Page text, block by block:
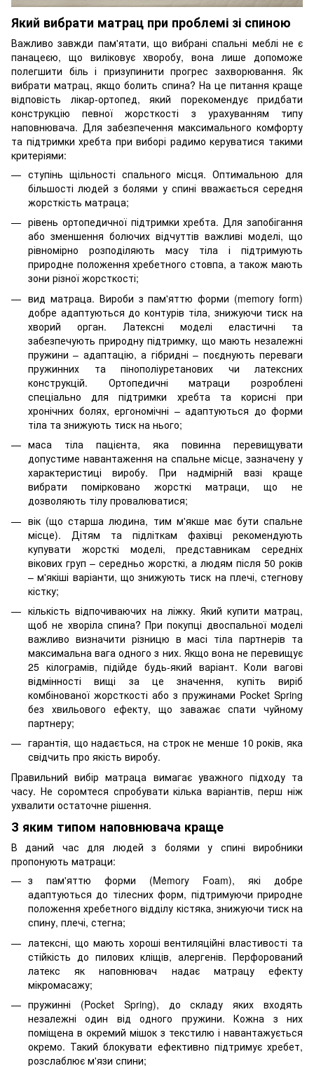
Який вибрати матрац при проблемі зі спиною
Важливо завжди пам'ятати, що вибрані спальні меблі не є
панацеєю, що виліковує хворобу, вона лише допоможе
полегшити біль і призупинити прогрес захворювання. Як
вибрати матрац, якщо болить спина? На це питання краще
відповість лікар-ортопед, який порекомендує придбати
конструкцію певної жорсткості з урахуванням типу
наповнювача. Для забезпечення максимального комфорту
та підтримки хребта при виборі радимо керуватися такими
критеріями:
ступінь щільності спального місця. Оптимальною для
більшості людей з болями у спині вважається середня
жорсткість матраца;
рівень ортопедичної підтримки хребта. Для запобігання
або зменшення болючих відчуттів важливі моделі, що
рівномірно розподіляють масу тіла і підтримують
природне положення хребетного стовпа, а також мають
зони різної жорсткості;
вид матраца. Вироби з пам'яттю форми (memory form)
добре адаптуються до контурів тіла, знижуючи тиск на
хворий орган. Латексні моделі еластичні та
забезпечують природну підтримку, що мають незалежні
пружини – адаптацію, а гібридні – поєднують переваги
пружинних та пінополіуретанових чи латексних
конструкцій. Ортопедичні матраци розроблені
спеціально для підтримки хребта та корисні при
хронічних болях, ергономічні – адаптуються до форми
тіла та знижують тиск на нього;
маса тіла пацієнта, яка повинна перевищувати
допустиме навантаження на спальне місце, зазначену у
характеристиці виробу. При надмірній вазі краще
вибрати помірковано жорсткі матраци, що не
дозволяють тілу провалюватися;
вік (що старша людина, тим м'якше має бути спальне
місце). Дітям та підліткам фахівці рекомендують
купувати жорсткі моделі, представникам середніх
вікових груп – середньо жорсткі, а людям після 50 років
– м'якіші варіанти, що знижують тиск на плечі, стегнову
кістку;
кількість відпочиваючих на ліжку. Який купити матрац,
щоб не хворіла спина? При покупці двоспальної моделі
важливо визначити різницю в масі тіла партнерів та
максимальна вага одного з них. Якщо вона не перевищує
25 кілограмів, підійде будь-який варіант. Коли вагові
відмінності вищі за це значення, купіть виріб
комбінованої жорсткості або з пружинами Pocket Spring
без хвильового ефекту, що заважає спати чуйному
партнеру;
гарантія, що надається, на строк не менше 10 років, яка
свідчить про якість виробу.
Правильний вибір матраца вимагає уважного підходу та
часу. Не соромтеся спробувати кілька варіантів, перш ніж
ухвалити остаточне рішення.
З яким типом наповнювача краще
В даний час для людей з болями у спині виробники
пропонують матраци:
з пам'яттю форми (Memory Foam), які добре
адаптуються до тілесних форм, підтримуючи природне
положення хребетного відділу кістяка, знижуючи тиск на
спину, плечі, стегна;
латексні, що мають хороші вентиляційні властивості та
стійкість до пилових кліщів, алергенів. Перфорований
латекс як наповнювач надає матрацу ефекту
мікромасажу;
пружинні (Pocket Spring), до складу яких входять
незалежні один від одного пружини. Кожна з них
поміщена в окремий мішок з текстилю і навантажується
окремо. Такий блокувати ефективно підтримує хребет,
розслаблює м'язи спини;